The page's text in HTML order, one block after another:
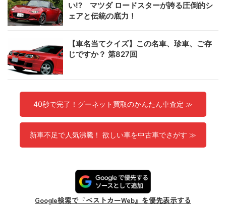
い!? マツダ ロードスターが誇る圧倒的シ
ェアと伝統の底力！
【車名当てクイズ】この名車、珍車、ご存
じですか？ 第827回
40秒で完了！グーネット買取のかんたん車査定 ≫
新車不足で人気沸騰！ 欲しい車を中古車でさがす ≫
Google検索で『ベストカーWeb』を優先表示する